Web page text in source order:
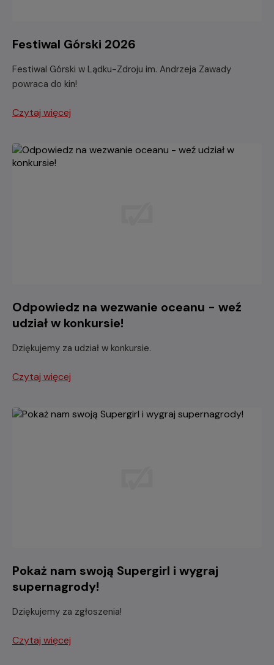
Festiwal Górski 2026
Festiwal Górski w Lądku-Zdroju im. Andrzeja Zawady
powraca do kin!
Czytaj więcej
Odpowiedz na wezwanie oceanu - weź
udział w konkursie!
Dziękujemy za udział w konkursie.
Czytaj więcej
Pokaż nam swoją Supergirl i wygraj
supernagrody!
Dziękujemy za zgłoszenia!
Czytaj więcej